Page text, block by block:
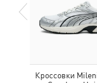
Кроссовки